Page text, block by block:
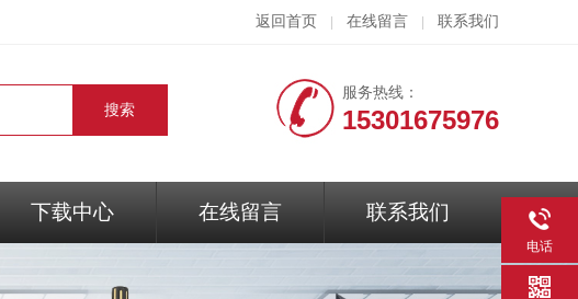
返回首页 在线留言 联系我们
服务热线：
15301675976
下载中心 在线留言 联系我们
电话